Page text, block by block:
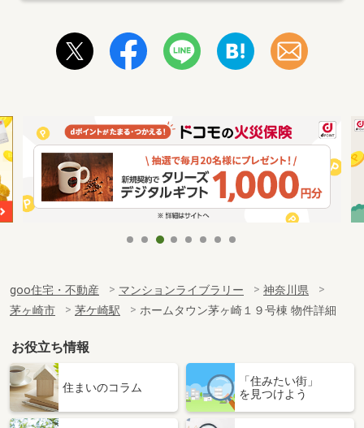
goo住宅・不動産 マンションライブラリー
神奈川県
茅ヶ崎市
茅ケ崎駅 ホームタウン茅ヶ崎１９号棟 物件詳細
お役立ち情報
住まいのコラム
「住みたい街」
を見つけよう